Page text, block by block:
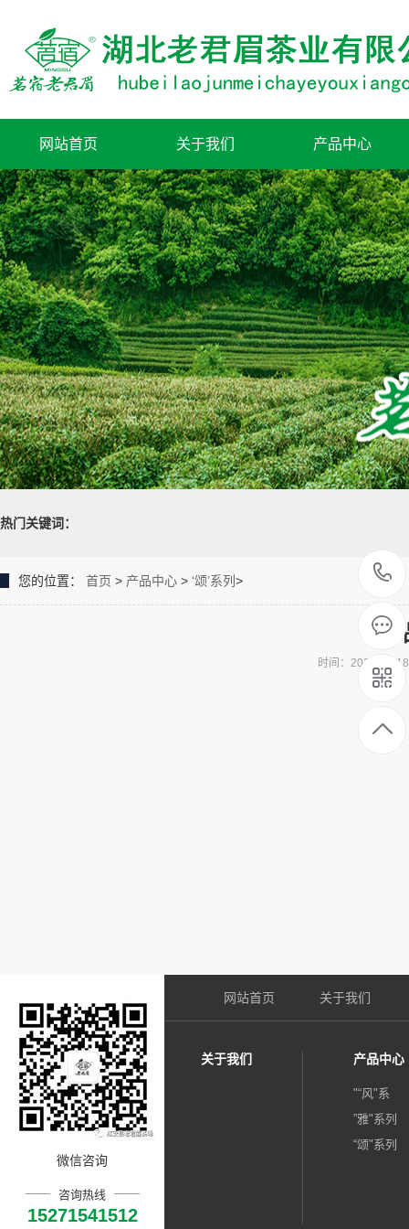
网站首页 关于我们 产品中心
热门关键词：
您的位置： 首页 > 产品中心 > ‘颂’系列 >
时间：2021-05-
微信咨询
咨询热线
15271541512
网站首页 关于我们
关于我们 产品中心
"“风"系
”雅"系列
“颂"系列